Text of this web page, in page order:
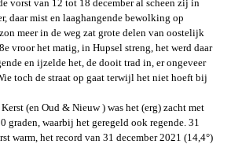
vorst van 12 tot 18 december al scheen zij in
daar mist en laaghangende bewolking op
meer in de weg zat grote delen van oostelijk
vroor het matig, in Hupsel streng, het werd daar
en ijzelde het, de dooit trad in, er ongeveer
toch de straat op gaat terwijl het niet hoeft bij
(en Oud & Nieuw ) was het (erg) zacht met
graden, waarbij het geregeld ook regende. 31
warm, het record van 31 december 2021 (14,4°)